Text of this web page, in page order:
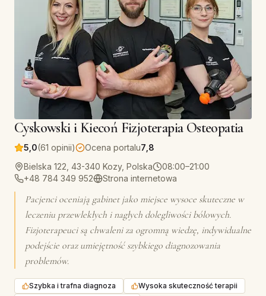
Cyskowski i Kiecoń Fizjoterapia Osteopatia
5,0(61 opinii) Ocena portalu7,8
Bielska 122, 43-340 Kozy, Polska
08:00–21:00
+48 784 349 952
Strona internetowa
Pacjenci oceniają gabinet jako miejsce wysoce skuteczne w
leczeniu przewlekłych i nagłych dolegliwości bólowych.
Fizjoterapeuci są chwaleni za ogromną wiedzę, indywidualne
podejście oraz umiejętność szybkiego diagnozowania
problemów.
Szybka i trafna diagnoza
Wysoka skuteczność terapii